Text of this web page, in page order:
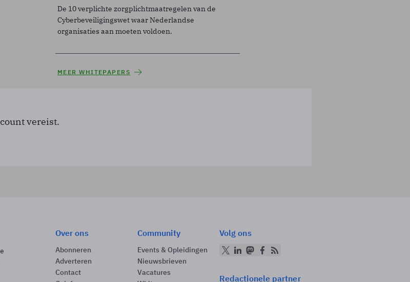
De 10 verplichte zorgplichtmaatregelen van de
Cyberbeveiligingswet waar Nederlandse
organisaties aan moeten voldoen.
MEER WHITEPAPERS
vereist.
Over ons
Abonneren
Adverteren
Contact
Community
Events & Opleidingen
Nieuwsbrieven
Vacatures
Volg ons
Redactionele partner